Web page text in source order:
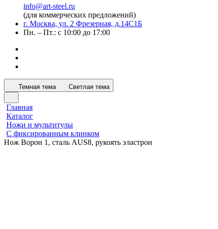
info@art-steel.ru
(для коммерческих предложений)
г. Москва, ул. 2 Фрезерная, д.14С1Б
Пн. – Пт.: с 10:00 до 17:00
Темная тема Светлая тема
Главная
Каталог
Ножи и мультитулы
С фиксированным клинком
Нож Ворон 1, сталь AUS8, рукоять эластрон